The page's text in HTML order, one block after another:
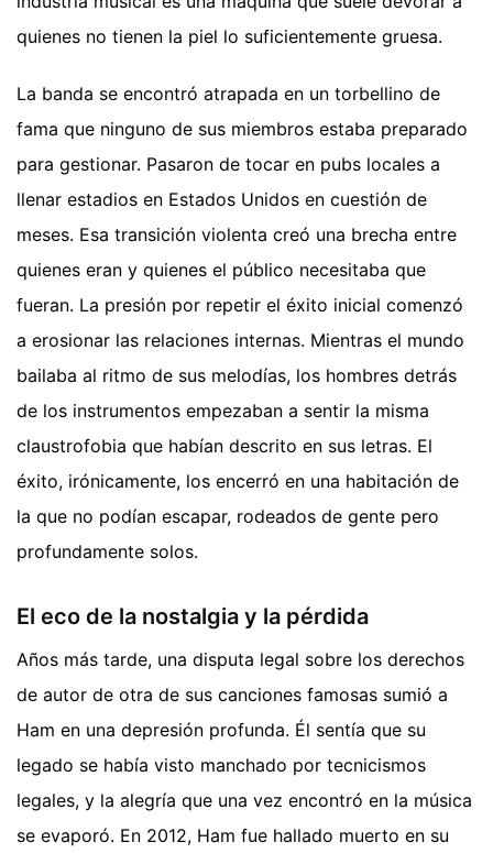
quienes no tienen la piel lo suficientemente gruesa.
La banda se encontró atrapada en un torbellino de
fama que ninguno de sus miembros estaba preparado
para gestionar. Pasaron de tocar en pubs locales a
llenar estadios en Estados Unidos en cuestión de
meses. Esa transición violenta creó una brecha entre
quienes eran y quienes el público necesitaba que
fueran. La presión por repetir el éxito inicial comenzó
a erosionar las relaciones internas. Mientras el mundo
bailaba al ritmo de sus melodías, los hombres detrás
de los instrumentos empezaban a sentir la misma
claustrofobia que habían descrito en sus letras. El
éxito, irónicamente, los encerró en una habitación de
la que no podían escapar, rodeados de gente pero
profundamente solos.
El eco de la nostalgia y la pérdida
Años más tarde, una disputa legal sobre los derechos
de autor de otra de sus canciones famosas sumió a
Ham en una depresión profunda. Él sentía que su
legado se había visto manchado por tecnicismos
legales, y la alegría que una vez encontró en la música
se evaporó. En 2012, Ham fue hallado muerto en su